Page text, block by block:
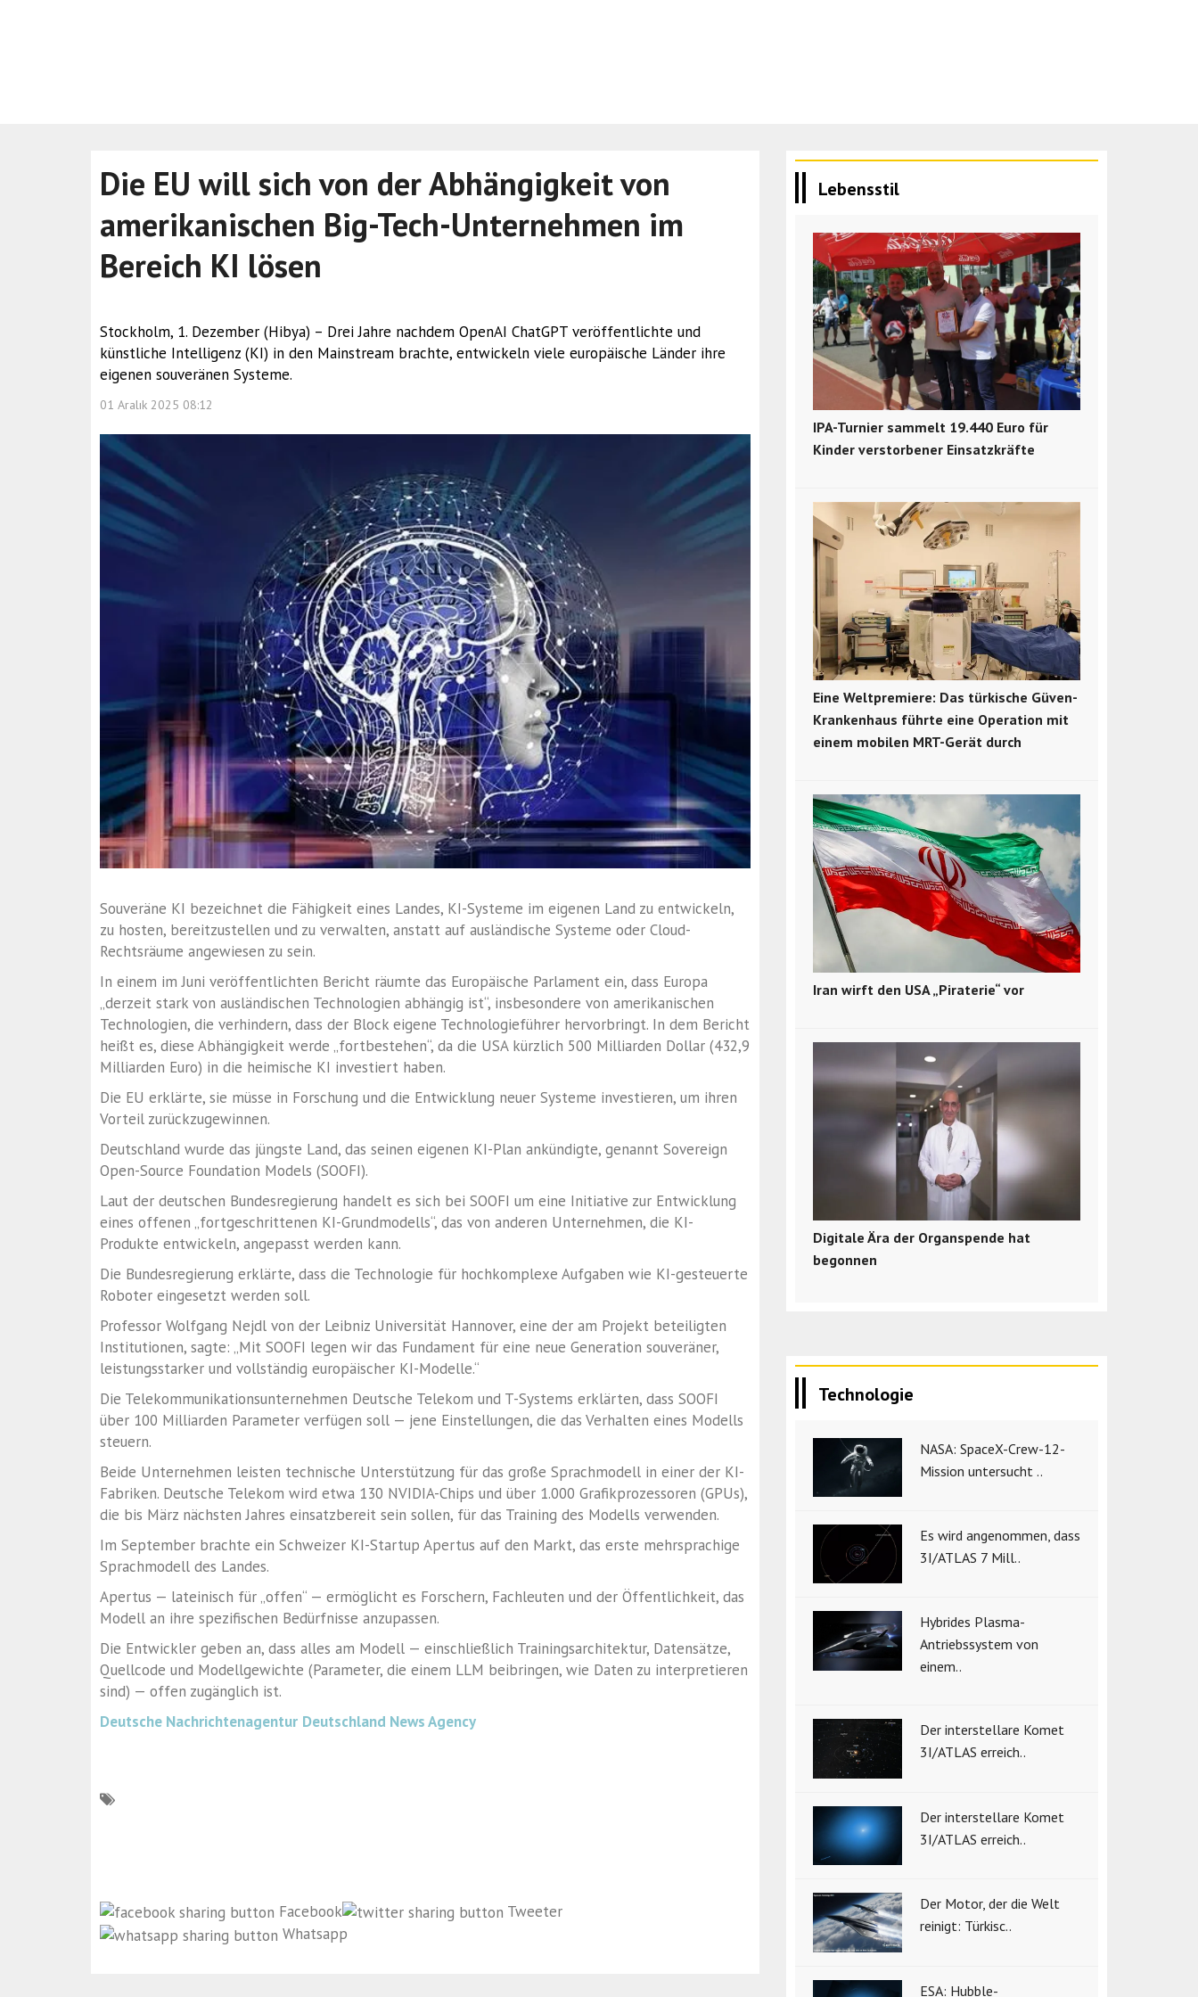
Die EU will sich von der Abhängigkeit von
amerikanischen Big-Tech-Unternehmen im
Bereich KI lösen
Stockholm, 1. Dezember (Hibya) – Drei Jahre nachdem OpenAI ChatGPT veröffentlichte und
künstliche Intelligenz (KI) in den Mainstream brachte, entwickeln viele europäische Länder ihre
eigenen souveränen Systeme.
01 Aralık 2025 08:12
Souveräne KI bezeichnet die Fähigkeit eines Landes, KI-Systeme im eigenen Land zu entwickeln,
zu hosten, bereitzustellen und zu verwalten, anstatt auf ausländische Systeme oder Cloud-
Rechtsräume angewiesen zu sein.
In einem im Juni veröffentlichten Bericht räumte das Europäische Parlament ein, dass Europa
„derzeit stark von ausländischen Technologien abhängig ist“, insbesondere von amerikanischen
Technologien, die verhindern, dass der Block eigene Technologieführer hervorbringt. In dem Bericht
heißt es, diese Abhängigkeit werde „fortbestehen“, da die USA kürzlich 500 Milliarden Dollar (432,9
Milliarden Euro) in die heimische KI investiert haben.
Die EU erklärte, sie müsse in Forschung und die Entwicklung neuer Systeme investieren, um ihren
Vorteil zurückzugewinnen.
Deutschland wurde das jüngste Land, das seinen eigenen KI-Plan ankündigte, genannt Sovereign
Open-Source Foundation Models (SOOFI).
Laut der deutschen Bundesregierung handelt es sich bei SOOFI um eine Initiative zur Entwicklung
eines offenen „fortgeschrittenen KI-Grundmodells“, das von anderen Unternehmen, die KI-
Produkte entwickeln, angepasst werden kann.
Die Bundesregierung erklärte, dass die Technologie für hochkomplexe Aufgaben wie KI-gesteuerte
Roboter eingesetzt werden soll.
Professor Wolfgang Nejdl von der Leibniz Universität Hannover, eine der am Projekt beteiligten
Institutionen, sagte: „Mit SOOFI legen wir das Fundament für eine neue Generation souveräner,
leistungsstarker und vollständig europäischer KI-Modelle.“
Die Telekommunikationsunternehmen Deutsche Telekom und T-Systems erklärten, dass SOOFI
über 100 Milliarden Parameter verfügen soll — jene Einstellungen, die das Verhalten eines Modells
steuern.
Beide Unternehmen leisten technische Unterstützung für das große Sprachmodell in einer der KI-
Fabriken. Deutsche Telekom wird etwa 130 NVIDIA-Chips und über 1.000 Grafikprozessoren (GPUs),
die bis März nächsten Jahres einsatzbereit sein sollen, für das Training des Modells verwenden.
Im September brachte ein Schweizer KI-Startup Apertus auf den Markt, das erste mehrsprachige
Sprachmodell des Landes.
Apertus — lateinisch für „offen“ — ermöglicht es Forschern, Fachleuten und der Öffentlichkeit, das
Modell an ihre spezifischen Bedürfnisse anzupassen.
Die Entwickler geben an, dass alles am Modell — einschließlich Trainingsarchitektur, Datensätze,
Quellcode und Modellgewichte (Parameter, die einem LLM beibringen, wie Daten zu interpretieren
sind) — offen zugänglich ist.
Deutsche Nachrichtenagentur Deutschland News Agency
Facebook
Tweeter
Whatsapp
Lebensstil
IPA-Turnier sammelt 19.440 Euro für
Kinder verstorbener Einsatzkräfte
Eine Weltpremiere: Das türkische Güven-
Krankenhaus führte eine Operation mit
einem mobilen MRT-Gerät durch
Iran wirft den USA „Piraterie“ vor
Digitale Ära der Organspende hat
begonnen
Technologie
NASA: SpaceX-Crew-12-
Mission untersucht ..
Es wird angenommen, dass
3I/ATLAS 7 Mill..
Hybrides Plasma-
Antriebssystem von
einem..
Der interstellare Komet
3I/ATLAS erreich..
Der interstellare Komet
3I/ATLAS erreich..
Der Motor, der die Welt
reinigt: Türkisc..
ESA: Hubble-